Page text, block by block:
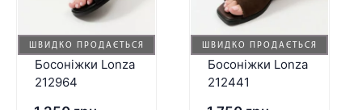
ШВИДКО ПРОДАЄТЬСЯ
Босоніжки Lonza
212964
ШВИДКО ПРОДАЄТЬСЯ
Босоніжки Lonza
212441